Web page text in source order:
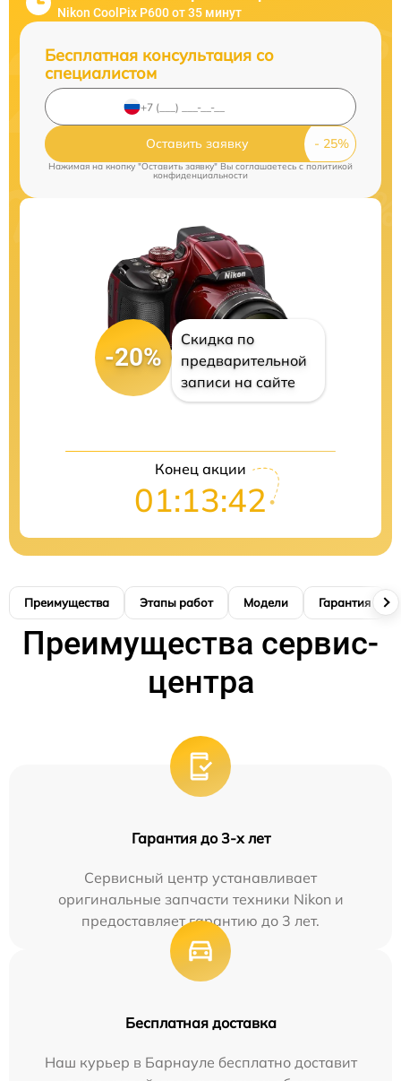
Nikon CoolPix P600 от 35 минут
Бесплатная консультация со
специалистом
Оставить заявку
Нажимая на кнопку "Оставить заявку" Вы соглашаетесь cполитикой
конфиденциальности
-20%
Скидка по
предварительной
записи на сайте
Конец акции
01:13:41
Преимущества Этапы работ Модели Гарантия
Преимущества сервис-
центра
Гарантия до 3-х лет
Сервисный центр устанавливает
оригинальные запчасти техники Nikon и
предоставляет гарантию до 3 лет.
Бесплатная доставка
Наш курьер в Барнауле бесплатно доставит